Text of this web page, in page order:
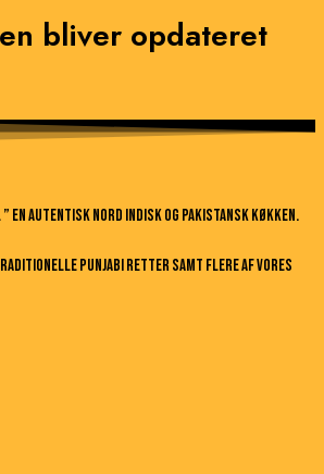
bliver opdateret
” en autentisk nord indisk og pakistansk køkken.
Punjabi retter samt flere af vores